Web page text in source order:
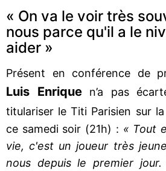
« On va le voir très
nous parce qu'il a le
aider »
Présent en conférence de
Luis Enriquen’a pas
titulariser le Titi Parisien sur
ce samedi soir (21h) : « Tout
vie, c'est un joueur très
nous depuis le premier